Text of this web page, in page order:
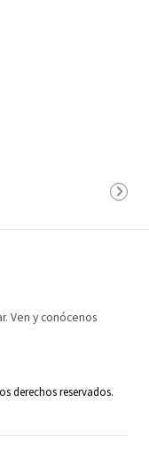
Ven y conócenos
derechos reservados.